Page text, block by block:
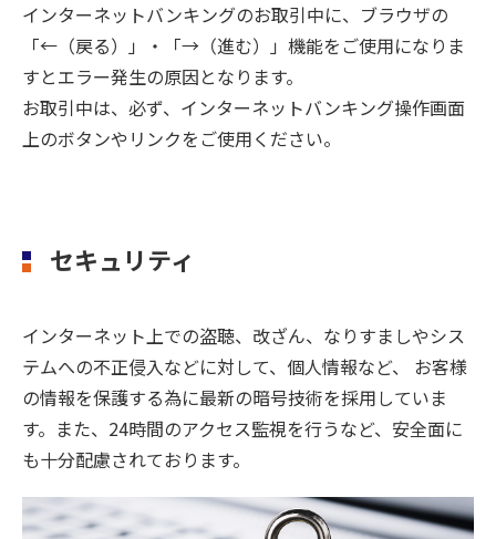
インターネットバンキングのお取引中に、ブラウザの
「←（戻る）」・「→（進む）」機能をご使用になりま
すとエラー発生の原因となります。
お取引中は、必ず、インターネットバンキング操作画面
上のボタンやリンクをご使用ください。
セキュリティ
インターネット上での盗聴、改ざん、なりすましやシス
テムへの不正侵入などに対して、個人情報など、 お客様
の情報を保護する為に最新の暗号技術を採用していま
す。また、24時間のアクセス監視を行うなど、安全面に
も十分配慮されております。